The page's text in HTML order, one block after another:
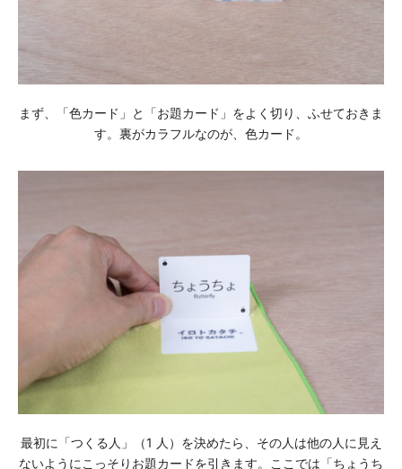
まず、「⾊カード」と「お題カード」をよく切り、ふせておきま
す。裏がカラフルなのが、⾊カード。
最初に「つくる⼈」（1 ⼈）を決めたら、その⼈は他の⼈に⾒え
ないようにこっそりお題カードを引きます。ここでは「ちょうち